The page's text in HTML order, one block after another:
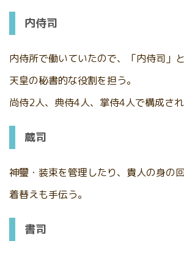
内侍司
内侍所で働いていたので、「内侍司」と
天皇の秘書的な役割を担う。
尚侍2人、典侍4人、掌侍4人で構成され
蔵司
神璽・装束を管理したり、貴人の身の
着替えも手伝う。
書司